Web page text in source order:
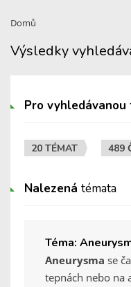
Domů
Výsledky
Pro vyhledávanou
20 TÉMAT 489
Nalezená témata
Téma:
Aneurysma se
tepnách nebo na